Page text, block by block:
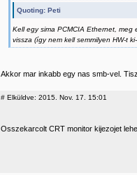
Quoting: Peti
Kell egy sima PCMCIA Ethernet, meg
vissza (így nem kell semmilyen HW-t
Akkor mar inkabb egy nas smb-vel.
# Elküldve: 2015. Nov. 17. 15:01
Osszekarcolt CRT monitor kijezojet